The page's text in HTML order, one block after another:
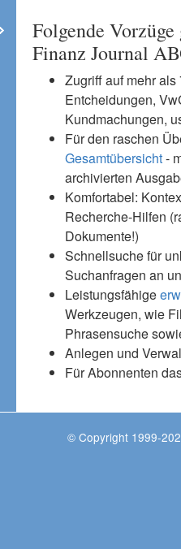
Folgende
Finanz Journal
Zugriff auf mehr
Entcheidungen,
Kundmachungen,
Für den raschen
Gesamtübersicht-
archivierten
Komfortabel:
Recherche-Hilfen
Dokumente!)
Schnellsuche für
Suchanfragen an
Leistungsfähige
Werkzeugen, wie
Phrasensuche
Anlegen und
Für Abonnenten
© Copyright 1999-